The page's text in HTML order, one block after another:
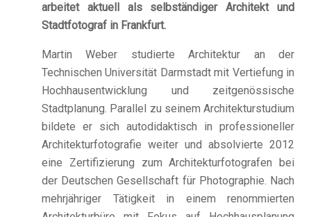
arbeitet aktuell als selbständiger Architekt und
Stadtfotograf in Frankfurt.
Martin Weber studierte Architektur an der
Technischen Universität Darmstadt mit Vertiefung in
Hochhausentwicklung und zeitgenössische
Stadtplanung. Parallel zu seinem Architekturstudium
bildete er sich autodidaktisch in professioneller
Architekturfotografie weiter und absolvierte 2012
eine Zertifizierung zum Architekturfotografen bei
der Deutschen Gesellschaft für Photographie. Nach
mehrjähriger Tätigkeit in einem renommierten